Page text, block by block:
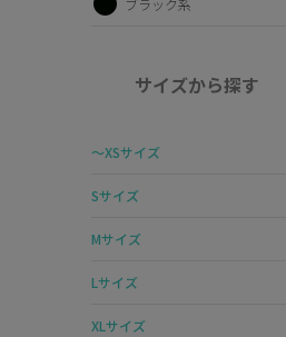
ブラック系
サイズから探す
〜XSサイズ
Sサイズ
Mサイズ
Lサイズ
XLサイズ